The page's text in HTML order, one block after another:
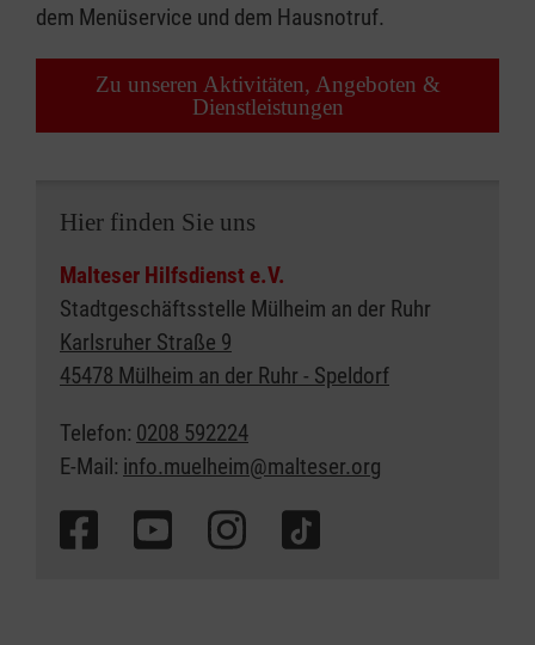
dem Menüservice und dem Hausnotruf.
Zu unseren Aktivitäten, Angeboten &
Dienstleistungen
Hier finden Sie uns
Malteser Hilfsdienst e.V.
Stadtgeschäftsstelle Mülheim an der Ruhr
Karlsruher Straße 9
45478 Mülheim an der Ruhr - Speldorf
Telefon: 0208 592224
E-Mail: info.muelheim@malteser.org